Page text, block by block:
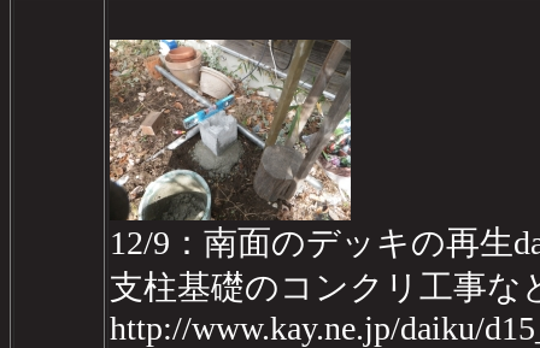
12/9：南面のデッキの再生
支柱基礎のコンクリ工事な
http://www.kay.ne.jp/daiku/